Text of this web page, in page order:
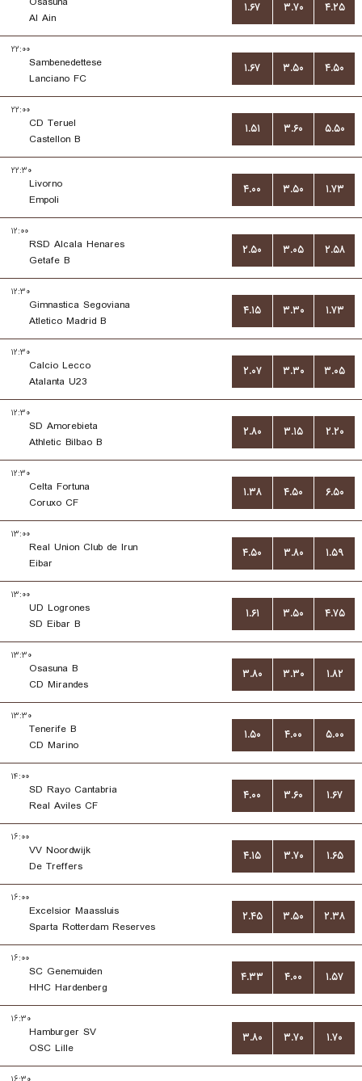
Al Ain
۱.۶۷ ۳.۷۰ ۴.۲۵
۲۲:۰۰
Sambenedettese
Lanciano FC
۱.۶۷ ۳.۵۰ ۴.۵۰
۲۲:۰۰
CD Teruel
Castellon B
۱.۵۱ ۳.۶۰ ۵.۵۰
۲۲:۳۰
Livorno
Empoli
۴.۰۰ ۳.۵۰ ۱.۷۳
۱۲:۰۰
RSD Alcala Henares
Getafe B
۲.۵۰ ۳.۰۵ ۲.۵۸
۱۲:۳۰
Gimnastica Segoviana
Atletico Madrid B
۴.۱۵ ۳.۳۰ ۱.۷۳
۱۲:۳۰
Calcio Lecco
Atalanta U23
۲.۰۷ ۳.۳۰ ۳.۰۵
۱۲:۳۰
SD Amorebieta
Athletic Bilbao B
۲.۸۰ ۳.۱۵ ۲.۲۰
۱۲:۳۰
Celta Fortuna
Coruxo CF
۱.۳۸ ۴.۵۰ ۶.۵۰
۱۳:۰۰
Real Union Club de Irun
Eibar
۴.۵۰ ۳.۸۰ ۱.۵۹
۱۳:۰۰
UD Logrones
SD Eibar B
۱.۶۱ ۳.۵۰ ۴.۷۵
۱۳:۳۰
Osasuna B
CD Mirandes
۳.۸۰ ۳.۳۰ ۱.۸۲
۱۳:۳۰
Tenerife B
CD Marino
۱.۵۰ ۴.۰۰ ۵.۰۰
۱۴:۰۰
SD Rayo Cantabria
Real Aviles CF
۴.۰۰ ۳.۶۰ ۱.۶۷
۱۶:۰۰
VV Noordwijk
De Treffers
۴.۱۵ ۳.۷۰ ۱.۶۵
۱۶:۰۰
Excelsior Maassluis
Sparta Rotterdam Reserves
۲.۴۵ ۳.۵۰ ۲.۳۸
۱۶:۰۰
SC Genemuiden
HHC Hardenberg
۴.۳۳ ۴.۰۰ ۱.۵۷
۱۶:۳۰
Hamburger SV
OSC Lille
۳.۸۰ ۳.۷۰ ۱.۷۰